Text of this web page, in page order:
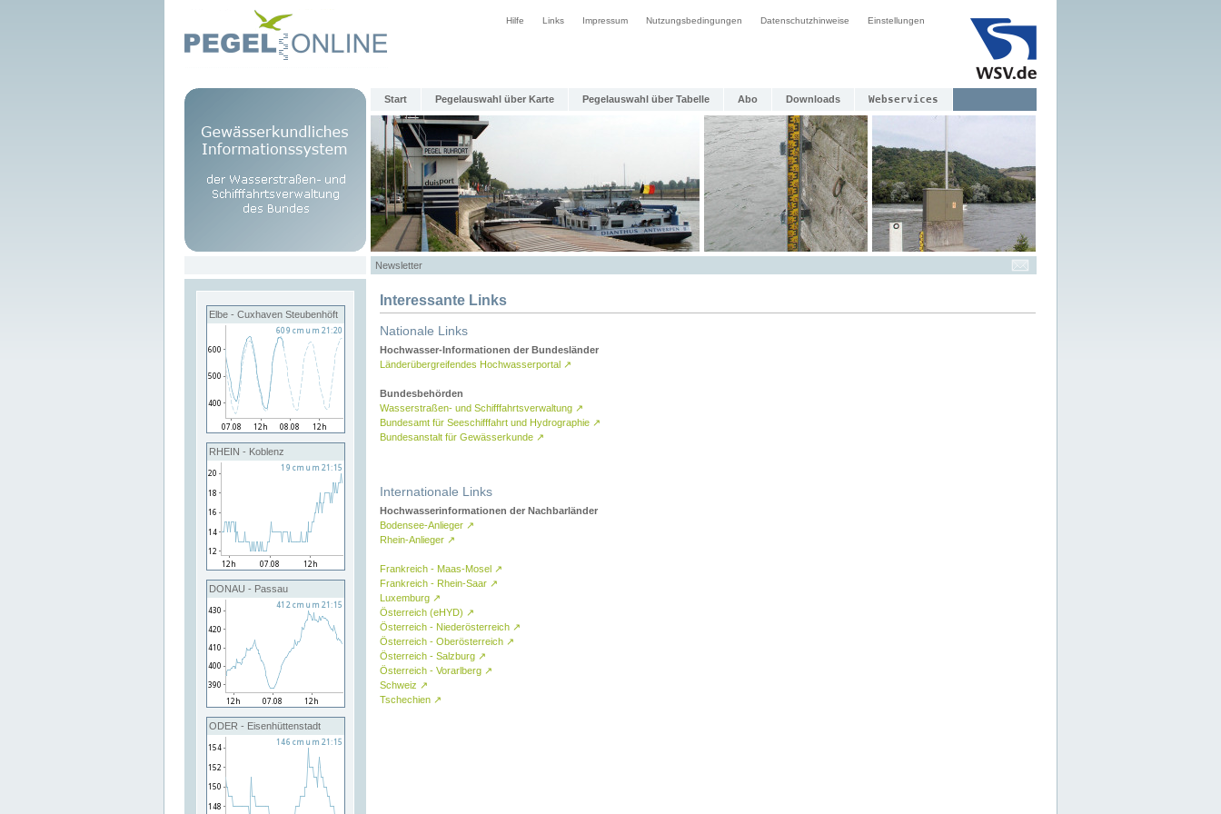
Hilfe Links Impressum Nutzungsbedingungen Datenschutzhinweise Einstellungen
Start Pegelauswahl über Karte Pegelauswahl über Tabelle Abo Downloads Webservices
Newsletter
Elbe - Cuxhaven Steubenhöft
RHEIN - Koblenz
DONAU - Passau
ODER - Eisenhüttenstadt
Interessante Links
Nationale Links
Hochwasser-Informationen der Bundesländer
Länderübergreifendes Hochwasserportal ↗
Bundesbehörden
Wasserstraßen- und Schifffahrtsverwaltung ↗
Bundesamt für Seeschifffahrt und Hydrographie ↗
Bundesanstalt für Gewässerkunde ↗
Internationale Links
Hochwasserinformationen der Nachbarländer
Bodensee-Anlieger ↗
Rhein-Anlieger ↗
Frankreich - Maas-Mosel ↗
Frankreich - Rhein-Saar ↗
Luxemburg ↗
Österreich (eHYD) ↗
Österreich - Niederösterreich ↗
Österreich - Oberösterreich ↗
Österreich - Salzburg ↗
Österreich - Vorarlberg ↗
Schweiz ↗
Tschechien ↗